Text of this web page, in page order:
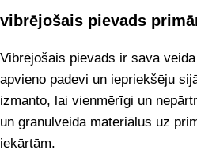
vibrējošais pievads
Vibrējošais pievads ir sava
apvieno padevi un iepriekšēju
izmanto, lai vienmērīgi un
un granulveida materiālus uz
iekārtām.